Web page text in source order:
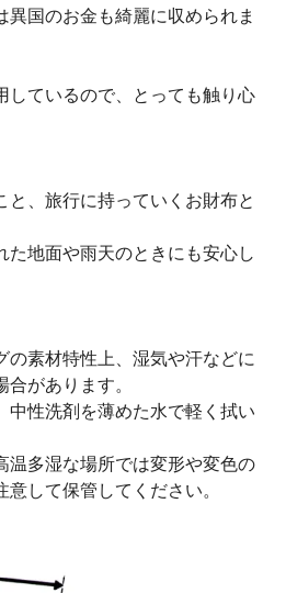
異国のお金も綺麗に収められま
しているので、とっても触り心
と、旅行に持っていくお財布と
た地面や雨天のときにも安心し
の素材特性上、湿気や汗などに
があります。
中性洗剤を薄めた水で軽く拭い
温多湿な場所では変形や変色の
して保管してください。